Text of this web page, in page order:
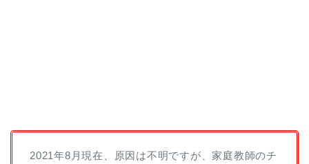
2021年8月現在、原因は不明ですが、家庭教師のチ